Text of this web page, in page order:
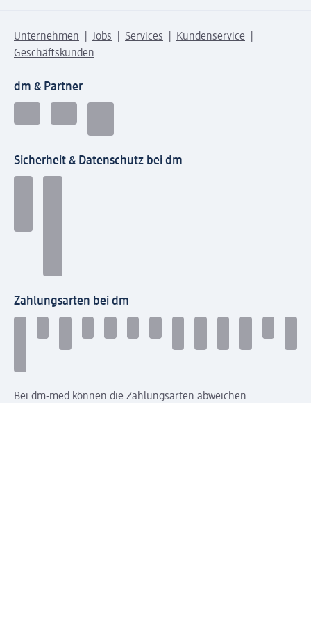
Unternehmen Jobs Services
Kundenservice
Geschäftskunden
dm & Partner
Sicherheit & Datenschutz bei dm
Zahlungsarten bei dm
Bei dm-med können die Zahlungsarten abweichen.